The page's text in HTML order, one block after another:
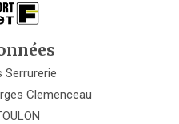
Serrurerie
Clemenceau